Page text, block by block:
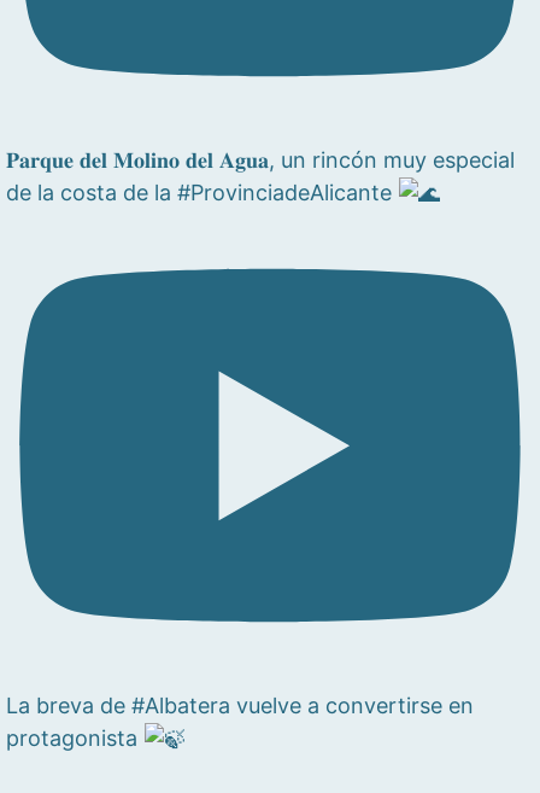
𝐏𝐚𝐫𝐪𝐮𝐞 𝐝𝐞𝐥 𝐌𝐨𝐥𝐢𝐧𝐨 𝐝𝐞𝐥 𝐀𝐠𝐮𝐚, un rincón muy especial
de la costa de la #ProvinciadeAlicante
La breva de #Albatera vuelve a convertirse en
protagonista